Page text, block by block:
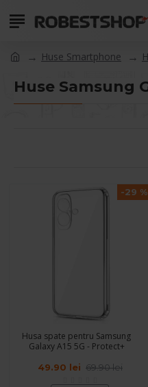
Huse Smartphone
Huse Samsung
-29 %
Husa spate pentru Samsung
Galaxy A15 5G - Protect+
49.90 lei 69.90 lei